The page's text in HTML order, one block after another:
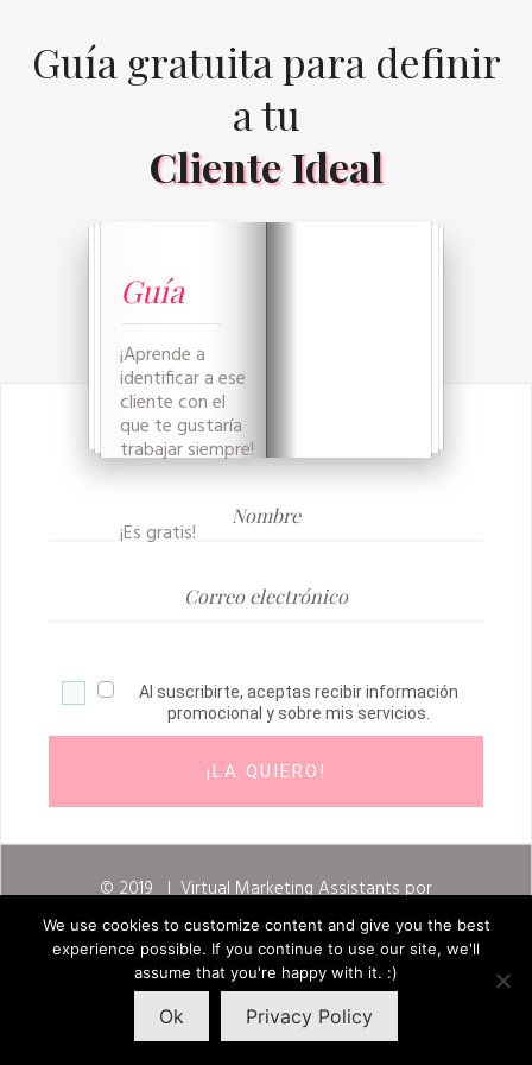
Guía gratuita para definir
a tu
Cliente Ideal
Guía
¡Aprende a
identificar a ese
cliente con el
que te gustaría
trabajar siempre!
¡Es gratis!
Al suscribirte, aceptas recibir información
promocional y sobre mis servicios.
¡LA QUIERO!
© 2019 IVirtual Marketing Assistantspor
Marlin Duran IPolítica de privacidad
We use cookies to customize content and give you the best
experience possible. If you continue to use our site, we'll
assume that you're happy with it. :)
Ok Privacy Policy